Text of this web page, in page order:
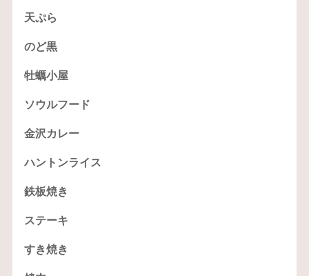
天ぷら
のど黒
牡蠣小屋
ソウルフード
金沢カレー
ハントンライス
鉄板焼き
ステーキ
すき焼き